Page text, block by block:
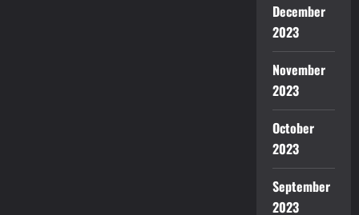
December
2023
November
2023
October
2023
September
2023